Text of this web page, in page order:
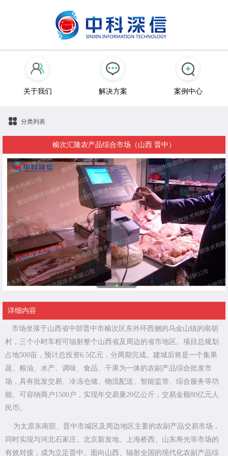
关于我们 解决方案 案例中心
分类列表
榆次汇隆农产品综合市场（山西 晋中）
详细内容
市场坐落于山西省中部晋中市榆次区东外环西侧的乌金山镇的南胡
村，三个小时车程可辐射整个山西省及周边的省市地区。项目总规划
占地500亩，预计总投资6.5亿元，分两期完成。建城后将是一个集果
蔬、粮油、水产、调味、食品、干果为一体的农副产品综合批发市
场，具有批发交易、冷冻仓储、物流配送、智能监管、综合服务等功
能。可容纳商户1500户，实现年交易量20亿公斤，交易金额80亿元人
民币。
为太原东南部、晋中市城区及周边地区主要的农副产品交易市场，
同时实现与河北石家庄、北京新发地、上海桥西、山东寿光等市场的
有效对接，成为立足晋中、面向山西、辐射全国的现代化农副产品综